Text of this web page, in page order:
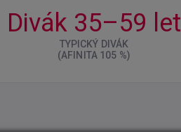
Divák 35–59 let
TYPICKÝ DIVÁK
(AFINITA 105 %)